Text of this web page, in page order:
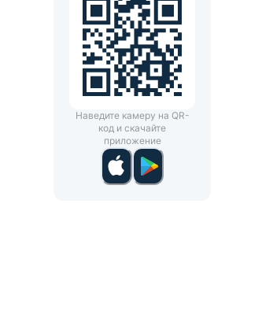
Наведите камеру на QR-
код и скачайте
приложение